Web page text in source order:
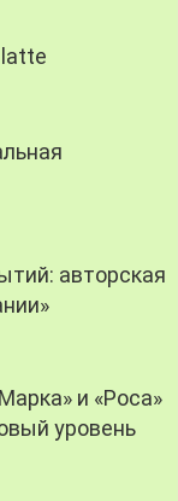
авторская
и «Роса»
уровень